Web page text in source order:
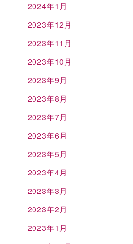
2024年1月
2023年12月
2023年11月
2023年10月
2023年9月
2023年8月
2023年7月
2023年6月
2023年5月
2023年4月
2023年3月
2023年2月
2023年1月